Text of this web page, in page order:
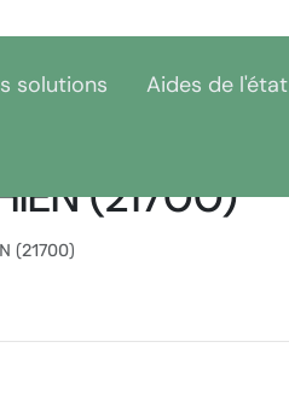
solutions Aides de l'état
(21700)
(21700)